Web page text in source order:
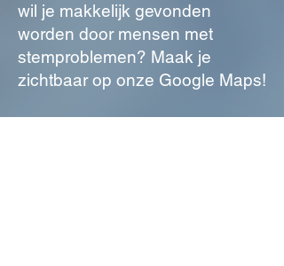
wil je makkelijk gevonden
worden door mensen met
stemproblemen? Maak je
zichtbaar op onze Google Maps!